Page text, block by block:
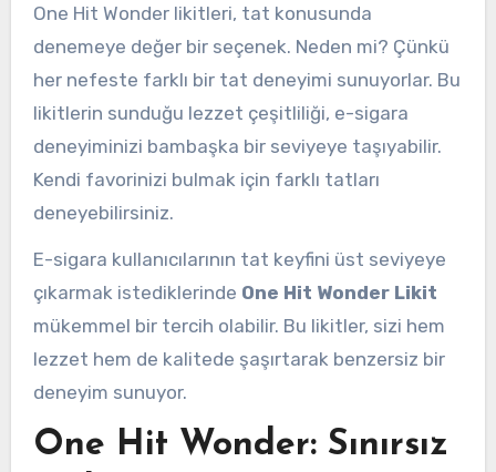
One Hit Wonder likitleri, tat konusunda
denemeye değer bir seçenek. Neden mi? Çünkü
her nefeste farklı bir tat deneyimi sunuyorlar. Bu
likitlerin sunduğu lezzet çeşitliliği, e-sigara
deneyiminizi bambaşka bir seviyeye taşıyabilir.
Kendi favorinizi bulmak için farklı tatları
deneyebilirsiniz.
E-sigara kullanıcılarının tat keyfini üst seviyeye
çıkarmak istediklerinde One Hit Wonder Likit
mükemmel bir tercih olabilir. Bu likitler, sizi hem
lezzet hem de kalitede şaşırtarak benzersiz bir
deneyim sunuyor.
One Hit Wonder: Sınırsız